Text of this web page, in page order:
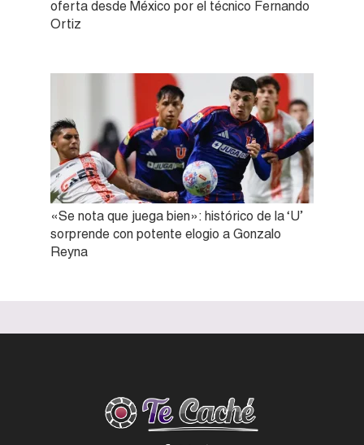
oferta desde México por el técnico Fernando
Ortiz
«Se nota que juega bien»: histórico de la ‘U’
sorprende con potente elogio a Gonzalo
Reyna